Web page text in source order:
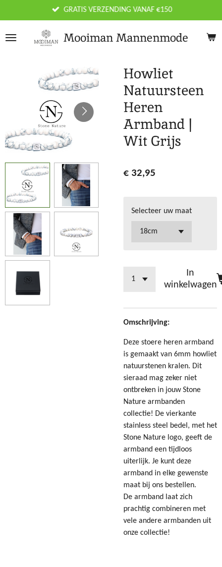
direct
naar
Mooiman Mannenmode
GRATIS VERZENDING VANAF €150
Howliet
Natuursteen
Heren
Armband |
Wit Grijs
€ 32,95
Selecteer uw maat
In
winkelwagen
Omschrijving:
Deze stoere heren armband
is gemaakt van 6mm howliet
natuurstenen kralen. Dit
sieraad mag zeker niet
ontbreken in jouw Stone
Nature armbanden
collectie! De vierkante
stainless steel bedel, met het
Stone Nature logo, geeft de
armband een tijdloos
uiterlijk. Je kunt deze
armband in elke gewenste
maat bij ons bestellen.
De armband laat zich
prachtig combineren met
vele andere armbanden uit
onze collectie!